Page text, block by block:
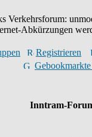
Verkehrsforum:
Abkürzungen
Registrieren
Inntram-